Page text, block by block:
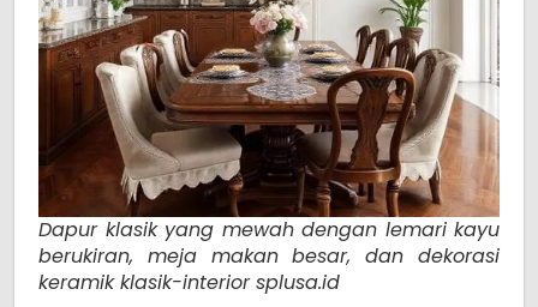
Dapur klasik yang mewah dengan lemari kayu
berukiran, meja makan besar, dan dekorasi
keramik klasik-interior splusa.id